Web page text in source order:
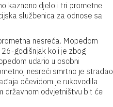
kazneno djelo i tri prometne
službenica za odnose sa
nesreća. Mopedom
godišnjak koji je zbog
udario u osobni
nesreći smrtno je stradao
očevidom je rukovodila
državnom odvjetništvu bit će